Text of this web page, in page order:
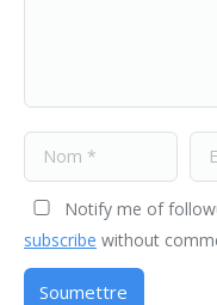
Nom *
Notify me of
subscribe without
Soumettre